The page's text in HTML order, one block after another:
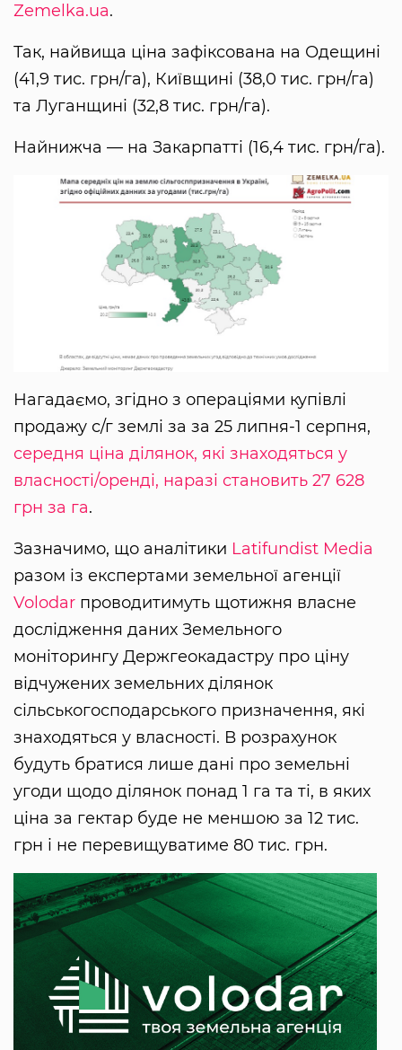
Zemelka.ua.
Так, найвища ціна зафіксована на Одещині
(41,9 тис. грн/га), Київщині (38,0 тис. грн/га)
та Луганщині (32,8 тис. грн/га).
Найнижча — на Закарпатті (16,4 тис. грн/га).
Нагадаємо, згідно з операціями купівлі
продажу с/г землі за за 25 липня-1 серпня,
середня ціна ділянок, які знаходяться у
власності/оренді, наразі становить 27 628
грн за га.
Зазначимо, що аналітики Latifundist Media
разом із експертами земельної агенції
Volodar проводитимуть щотижня власне
дослідження даних Земельного
моніторингу Держгеокадастру про ціну
відчужених земельних ділянок
сільськогосподарського призначення, які
знаходяться у власності. В розрахунок
будуть братися лише дані про земельні
угоди щодо ділянок понад 1 га та ті, в яких
ціна за гектар буде не меншою за 12 тис.
грн і не перевищуватиме 80 тис. грн.